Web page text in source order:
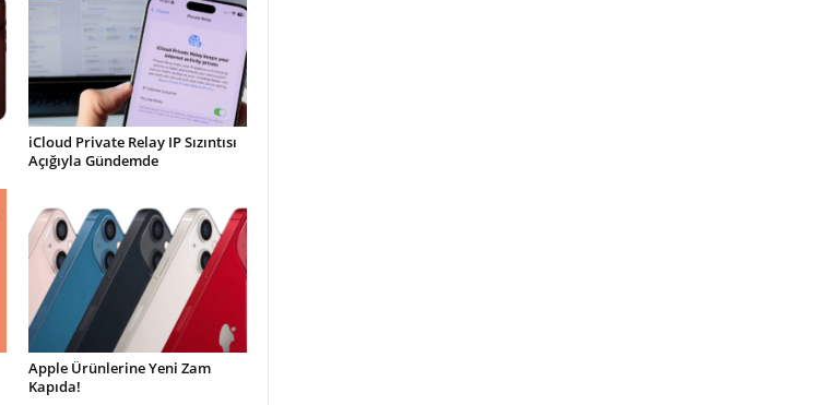
iCloud Private Relay IP Sızıntısı
Açığıyla Gündemde
Apple Ürünlerine Yeni Zam
Kapıda!